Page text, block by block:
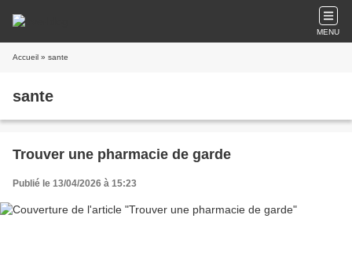
MENU
Accueil » sante
sante
Trouver une pharmacie de garde
Publié le 13/04/2026 à 15:23